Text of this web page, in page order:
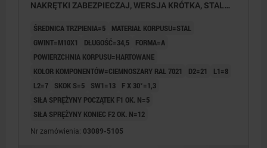
NAKRĘTKI ZABEZPIECZAJ, WERSJA KRÓTKA, STAL
RAL7021
ŚREDNICA TRZPIENIA=5
MATERIAŁ KORPUSU=STAL
GWINT=M10X1
DŁUGOŚĆ=34,5
FORMA=A
POWIERZCHNIA KORPUSU=HARTOWANE
KOLOR KOMPONENTÓW=CIEMNOSZARY RAL 7021
D2=21
L1=8
L2=7
SKOK S=5 SW1=13
F X 30°=1,3
SIŁA SPRĘŻYNY POCZĄTEK F1 OK. N=5
SIŁA SPRĘŻYNY KONIEC F2 OK. N=12
Nr zamówienia: 03089-5105